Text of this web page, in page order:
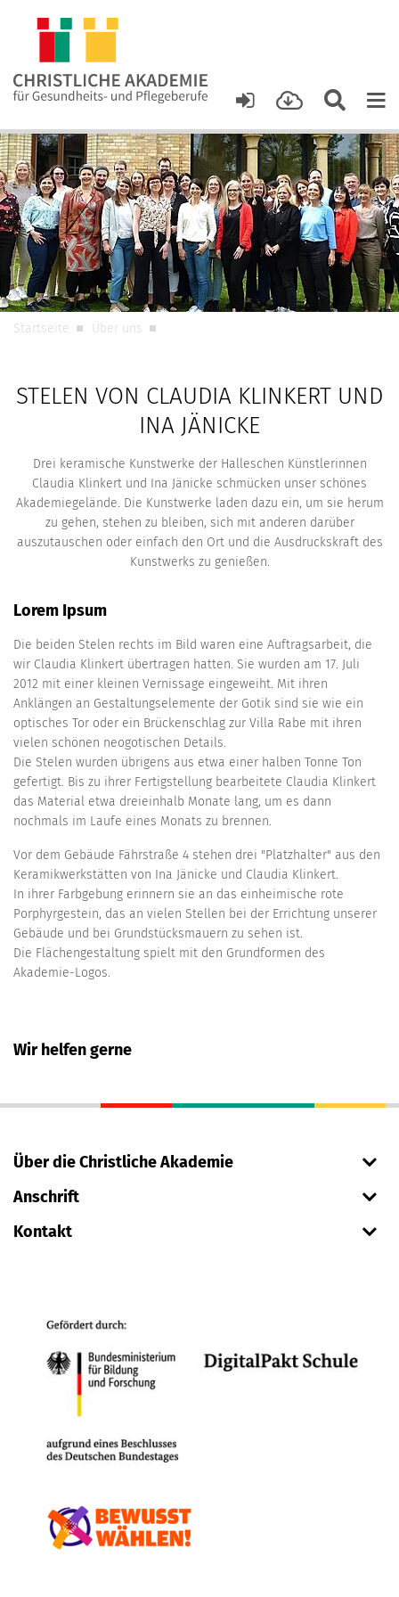
Startseite Über uns
STELEN VON CLAUDIA KLINKERT UND
INA JÄNICKE
Drei keramische Kunstwerke der Halleschen Künstlerinnen
Claudia Klinkert und Ina Jänicke schmücken unser schönes
Akademiegelände. Die Kunstwerke laden dazu ein, um sie herum
zu gehen, stehen zu bleiben, sich mit anderen darüber
auszutauschen oder einfach den Ort und die Ausdruckskraft des
Kunstwerks zu genießen.
Lorem Ipsum
Die beiden Stelen rechts im Bild waren eine Auftragsarbeit, die
wir Claudia Klinkert übertragen hatten. Sie wurden am 17. Juli
2012 mit einer kleinen Vernissage eingeweiht. Mit ihren
Anklängen an Gestaltungselemente der Gotik sind sie wie ein
optisches Tor oder ein Brückenschlag zur Villa Rabe mit ihren
vielen schönen neogotischen Details.
Die Stelen wurden übrigens aus etwa einer halben Tonne Ton
gefertigt. Bis zu ihrer Fertigstellung bearbeitete Claudia Klinkert
das Material etwa dreieinhalb Monate lang, um es dann
nochmals im Laufe eines Monats zu brennen.
Vor dem Gebäude Fährstraße 4 stehen drei "Platzhalter" aus den
Keramikwerkstätten von Ina Jänicke und Claudia Klinkert.
In ihrer Farbgebung erinnern sie an das einheimische rote
Porphyrgestein, das an vielen Stellen bei der Errichtung unserer
Gebäude und bei Grundstücksmauern zu sehen ist.
Die Flächengestaltung spielt mit den Grundformen des
Akademie-Logos.
Wir helfen gerne
Über die Christliche Akademie
Anschrift
Kontakt